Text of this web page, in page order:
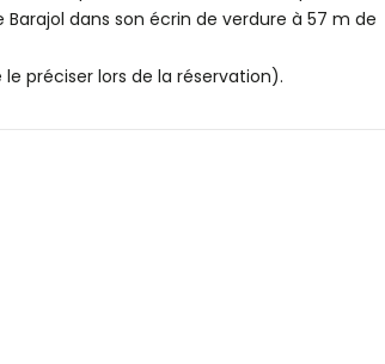
dans son écrin de verdure à 57 m de
préciser lors de la réservation).